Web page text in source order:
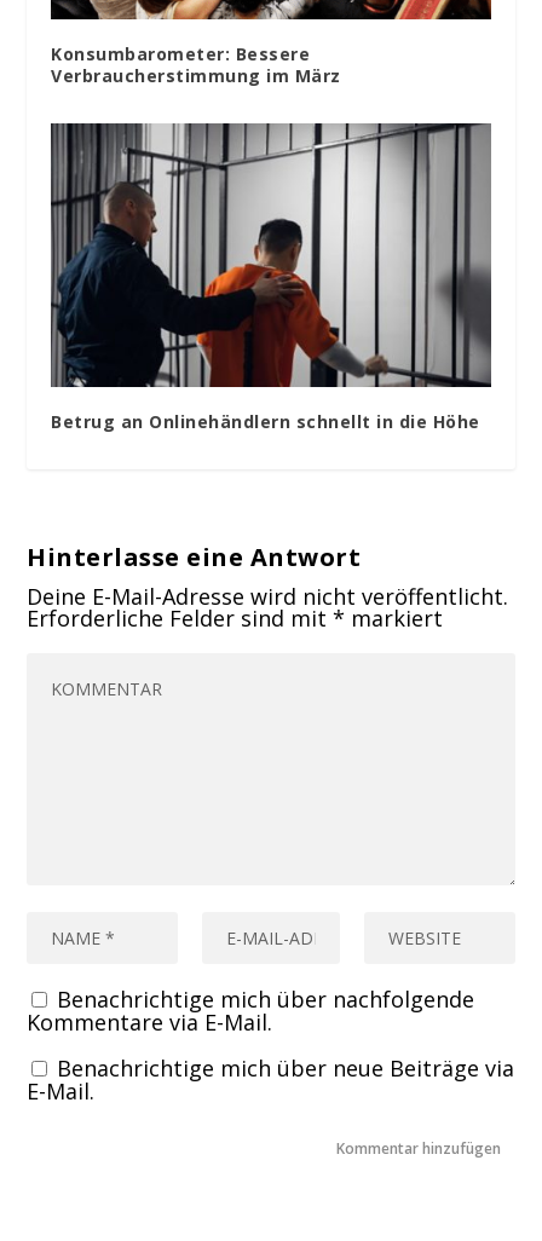
Konsumbarometer: Bessere
Verbraucherstimmung im März
Betrug an Onlinehändlern schnellt in die Höhe
Hinterlasse eine Antwort
Deine E-Mail-Adresse wird nicht veröffentlicht.
Erforderliche Felder sind mit* markiert
Benachrichtige mich über nachfolgende
Kommentare via E-Mail.
Benachrichtige mich über neue Beiträge via
E-Mail.